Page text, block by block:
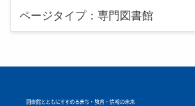
ページタイプ：専門図書館